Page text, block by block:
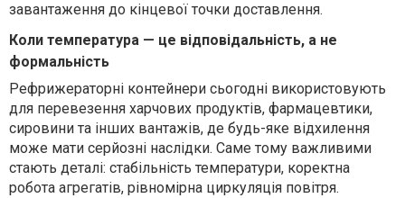
завантаження до кінцевої точки доставлення.
Коли температура — це відповідальність, а не
формальність
Рефрижераторні контейнери сьогодні використовують
для перевезення харчових продуктів, фармацевтики,
сировини та інших вантажів, де будь-яке відхилення
може мати серйозні наслідки. Саме тому важливими
стають деталі: стабільність температури, коректна
робота агрегатів, рівномірна циркуляція повітря.